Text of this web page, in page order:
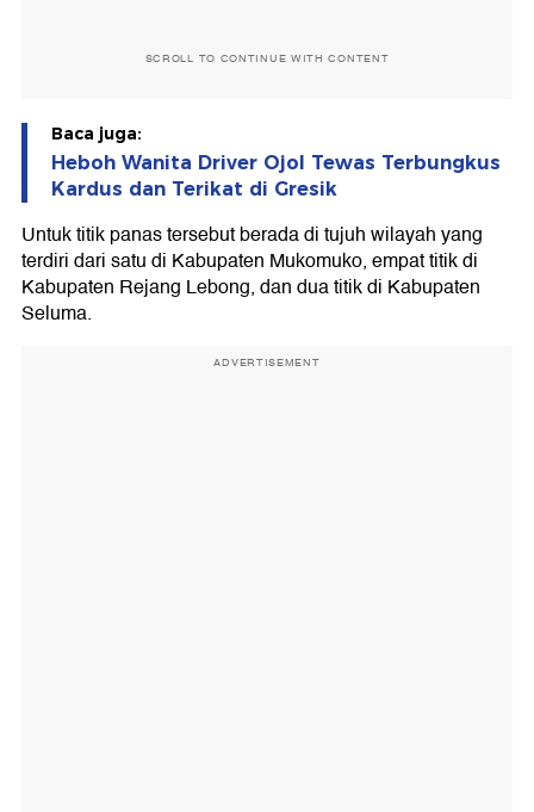
SCROLL TO CONTINUE WITH CONTENT
Baca juga:
Heboh Wanita Driver Ojol Tewas Terbungkus
Kardus dan Terikat di Gresik
Untuk titik panas tersebut berada di tujuh wilayah yang
terdiri dari satu di Kabupaten Mukomuko, empat titik di
Kabupaten Rejang Lebong, dan dua titik di Kabupaten
Seluma.
ADVERTISEMENT